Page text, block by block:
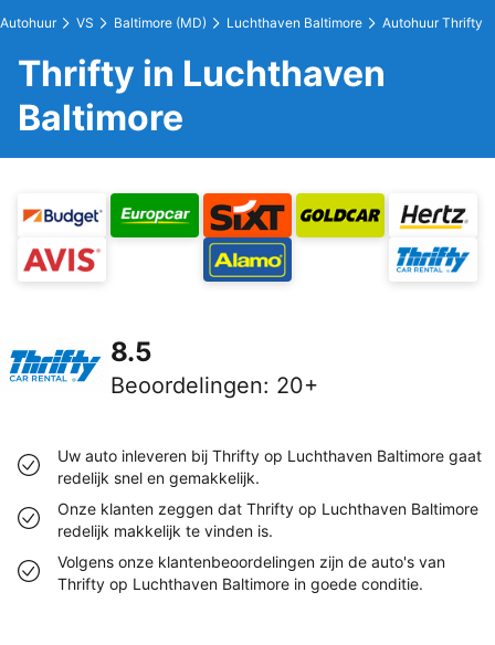
Autohuur VS Baltimore (MD) Luchthaven Baltimore Autohuur Thrifty
Thrifty in Luchthaven
Baltimore
8.5
Beoordelingen: 20+
Uw auto inleveren bij Thrifty op Luchthaven Baltimore gaat
redelijk snel en gemakkelijk.
Onze klanten zeggen dat Thrifty op Luchthaven Baltimore
redelijk makkelijk te vinden is.
Volgens onze klantenbeoordelingen zijn de auto's van
Thrifty op Luchthaven Baltimore in goede conditie.